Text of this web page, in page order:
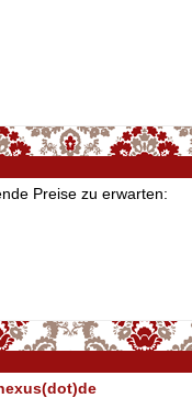
Preise zu erwarten: